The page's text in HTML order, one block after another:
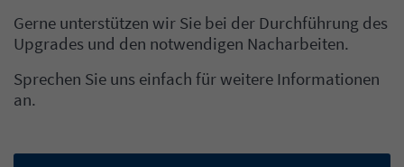
Gerne unterstützen wir Sie bei der Durchführung des
Upgrades und den notwendigen Nacharbeiten.
Sprechen Sie uns einfach für weitere Informationen
an.